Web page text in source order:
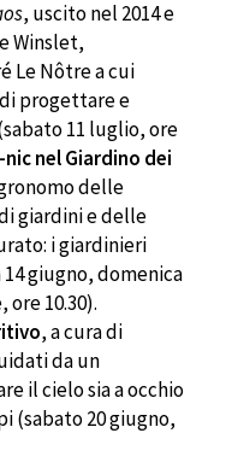
, uscito nel 2014 e
Winslet,
Le Nôtre a cui
progettare e
11 luglio, ore
nel Giardino dei
delle
giardini e delle
i giardinieri
giugno, domenica
ore 10.30).
, a cura di
da un
il cielo sia a occhio
(sabato 20 giugno,